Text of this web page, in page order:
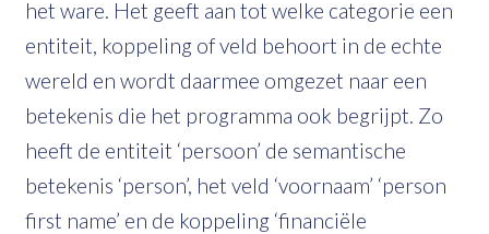
het ware. Het geeft aan tot welke categorie een
entiteit, koppeling of veld behoort in de echte
wereld en wordt daarmee omgezet naar een
betekenis die het programma ook begrijpt. Zo
heeft de entiteit ‘persoon’ de semantische
betekenis ‘person’, het veld ‘voornaam’ ‘person
first name’ en de koppeling ‘financiële